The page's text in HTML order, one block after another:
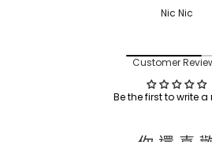
Nic Nic
Customer
Be the first to write a